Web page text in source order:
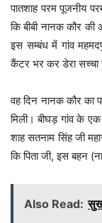
पातशाह परम पूजनीय
कि बीबी नानक कौर
इस सम्बंध में गांव
कैंटर भर कर डेरा सच्चा
वह दिन नानक कौर का
मिली। बीघड़ गांव के एक
शाह सतनाम सिंह जी
कि पिता जी, इस बहन
Also Read: